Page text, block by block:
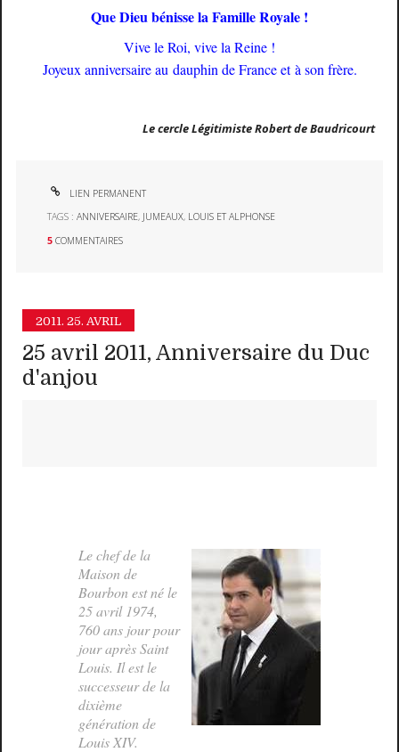
Que Dieu bénisse la Famille Royale !
Vive le Roi, vive la Reine !
Joyeux anniversaire au dauphin de France et à son frère.
Le cercle Légitimiste Robert de Baudricourt
LIEN PERMANENT
TAGS :ANNIVERSAIRE, JUMEAUX, LOUIS ET ALPHONSE
5 COMMENTAIRES
2011. 25. AVRIL
25 avril 2011, Anniversaire du Duc
d'anjou
Le chef de la
Maison de
Bourbon est né le
25 avril 1974,
760 ans jour pour
jour après Saint
Louis. Il est le
successeur de la
dixième
génération de
Louis XIV.